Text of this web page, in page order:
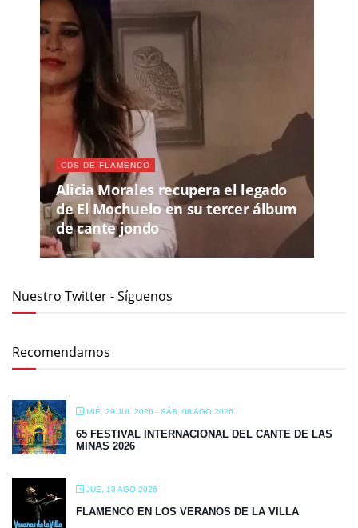
CDS DE FLAMENCO
Alicia Morales recupera el legado
de El Mochuelo en su tercer álbum
de cante jondo
Nuestro Twitter - Síguenos
Recomendamos
MIÉ, 29 JUL 2026 - SÁB, 08 AGO 2026
65 FESTIVAL INTERNACIONAL DEL CANTE DE LAS
MINAS 2026
JUE, 13 AGO 2026
FLAMENCO EN LOS VERANOS DE LA VILLA